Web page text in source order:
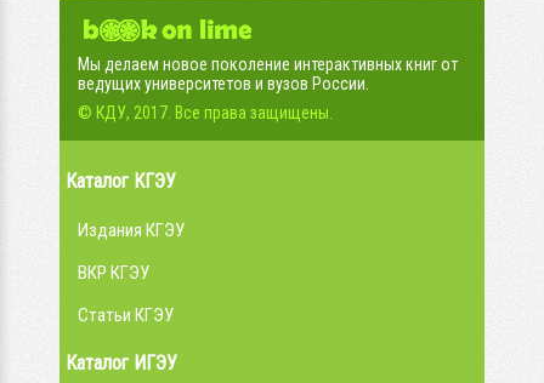
Мы делаем новое поколение интерактивных книг от
ведущих университетов и вузов России.
© КДУ, 2017. Все права защищены.
Каталог КГЭУ
Издания КГЭУ
ВКР КГЭУ
Статьи КГЭУ
Каталог ИГЭУ